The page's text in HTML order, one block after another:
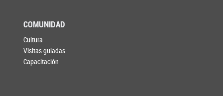
COMUNIDAD
Cultura
Visitas guiadas
Capacitación